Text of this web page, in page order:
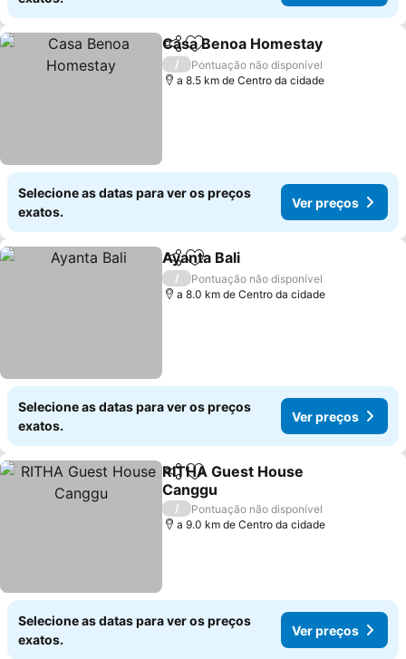
PartilharAdicionar aos favoritos
Casa Benoa Homestay
/
Pontuação não disponível
a 8.5 km de Centro da cidade
Selecione as datas para ver os preços
exatos.
Ver preços
PartilharAdicionar aos favoritos
Ayanta Bali
/
Pontuação não disponível
a 8.0 km de Centro da cidade
Selecione as datas para ver os preços
exatos.
Ver preços
PartilharAdicionar aos favoritos
RITHA Guest House
Canggu
/
Pontuação não disponível
a 9.0 km de Centro da cidade
Selecione as datas para ver os preços
exatos.
Ver preços